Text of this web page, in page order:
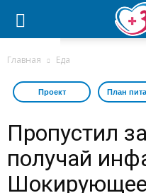
Главная Еда
Проект План
Пропустил
получай